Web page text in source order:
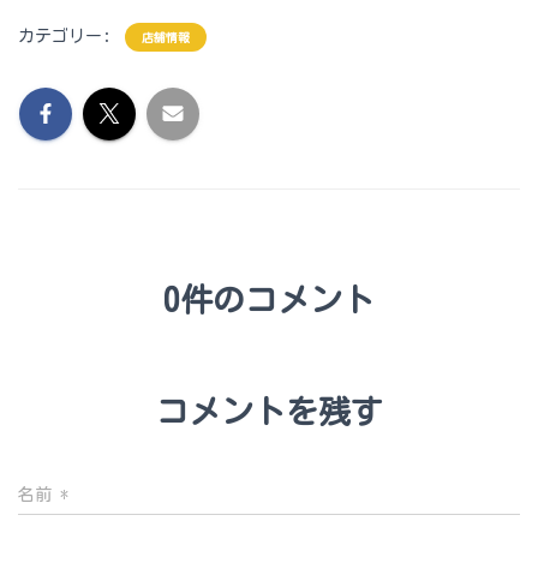
カテゴリー: 店舗情報
0件のコメント
コメントを残す
名前 *